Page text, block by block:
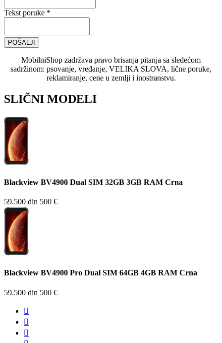
Tekst poruke *
POŠALJI
MobilniShop zadržava pravo brisanja pitanja sa sledećom
sadržinom: psovanje, vređanje, VELIKA SLOVA, lične poruke,
reklamiranje, cene u zemlji i inostranstvu.
SLIČNI MODELI
Blackview BV4900 Dual SIM 32GB 3GB RAM Crna
59.500 din 500 €
Blackview BV4900 Pro Dual SIM 64GB 4GB RAM Crna
59.500 din 500 €


